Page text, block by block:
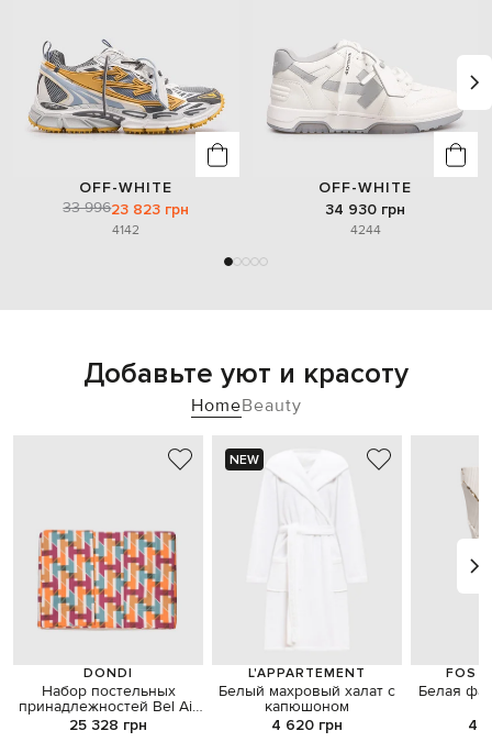
OFF-WHITE
33 99623 823 грн
4142
OFF-WHITE
34 930 грн
4244
Добавьте уют и красоту
HomeBeauty
DONDI
Набор постельных
принадлежностей Bel Air
в геометрический узор
25 328 грн
NEW
L'APPARTEMENT
Белый махровый халат с
капюшоном
4 620 грн
FOS
Белая
44